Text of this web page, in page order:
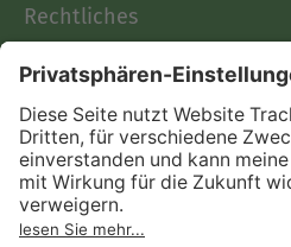
Rechtliches
AGB
Informationen nach Data
Act
Verträge hier kündigen
Impressum